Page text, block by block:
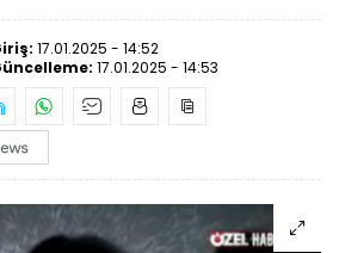
17.01.2025 - 14:52
17.01.2025 - 14:53